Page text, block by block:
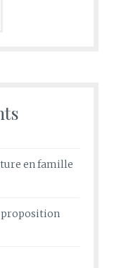
en famille
proposition